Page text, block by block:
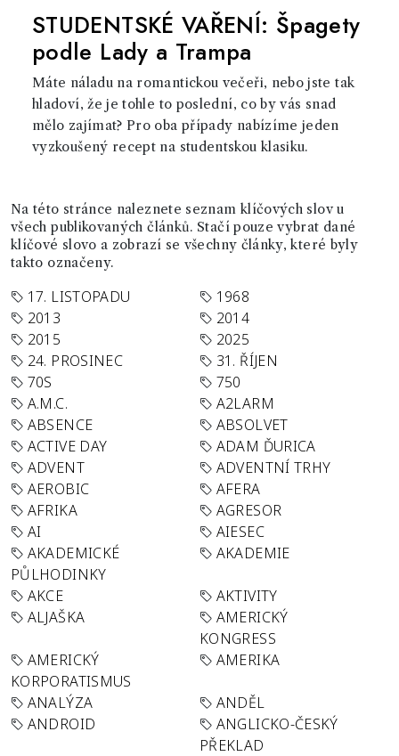
STUDENTSKÉ VAŘENÍ: Špagety
podle Lady a Trampa
Máte náladu na romantickou večeři, nebo jste tak
hladoví, že je tohle to poslední, co by vás snad
mělo zajímat? Pro oba případy nabízíme jeden
vyzkoušený recept na studentskou klasiku.
Na této stránce naleznete seznam klíčových slov u
všech publikovaných článků. Stačí pouze vybrat dané
klíčové slovo a zobrazí se všechny články, které byly
takto označeny.
17. LISTOPADU
1968
2013
2014
2015
2025
24. PROSINEC
31. ŘÍJEN
70S
750
A.M.C.
A2LARM
ABSENCE
ABSOLVET
ACTIVE DAY
ADAM ĎURICA
ADVENT
ADVENTNÍ TRHY
AEROBIC
AFERA
AFRIKA
AGRESOR
AI
AIESEC
AKADEMICKÉ
PŮLHODINKY
AKADEMIE
AKCE
AKTIVITY
ALJAŠKA
AMERICKÝ
KONGRESS
AMERICKÝ
KORPORATISMUS
AMERIKA
ANALÝZA
ANDĚL
ANDROID
ANGLICKO-ČESKÝ
PŘEKLAD